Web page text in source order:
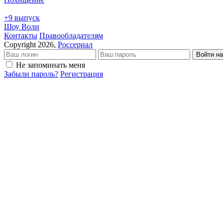
+9 выпуск
Шоу Воли
Кон­так­ты Пра­во­об­ла­да­те­лям
Copyright 2026, Россериал
Войти
Не запоминать меня
Забыли пароль? Регистрация